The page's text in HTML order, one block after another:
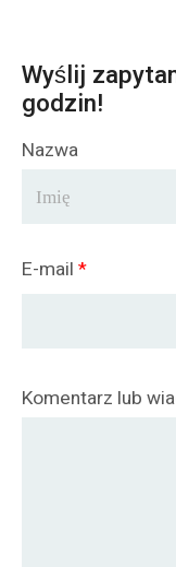
Wyślij
godzin!
Nazwa
E-mail *
Komentarz lub